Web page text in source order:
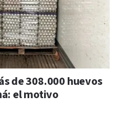
de 308.000 huevos
el motivo